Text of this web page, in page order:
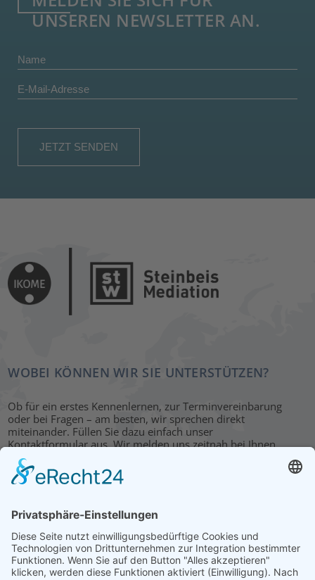
UNSEREN NEWSLETTER AN.
WOBEI KÖNNEN WIR SIE UNTERSTÜTZEN?
Ob für ein erstes Kennenlernen, zur Terminvereinbarung
oder bei Fragen – am besten, wir sprechen direkt
miteinander. Füllen Sie dazu einfach unser
Kontaktformular aus. Wir melden uns zeitnah bei Ihnen.
KONTAKT
HAUPTBÜRO: LEIPZIG